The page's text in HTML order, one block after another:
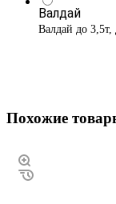
Валдай
Валдай до 3,5т,
Похожие